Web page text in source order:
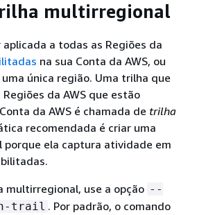
multirregional
a todas as Regiões da
na sua Conta da AWS, ou
única região. Uma trilha que
da AWS que estão
da AWS é chamada de trilha
recomendada é criar uma
ela captura atividade em
multirregional, use a opção --
trail . Por padrão, o comando